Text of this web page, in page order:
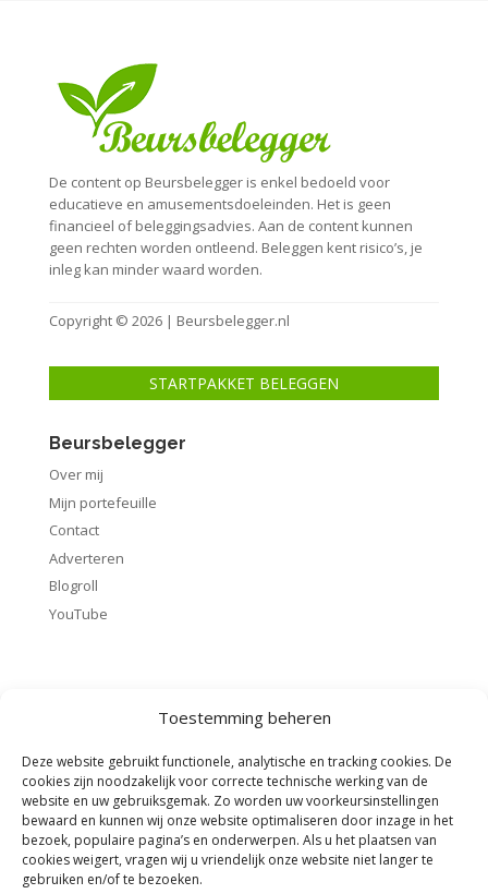
Toestemming beheren
Deze website gebruikt functionele, analytische en tracking cookies. De
cookies zijn noodzakelijk voor correcte technische werking van de
website en uw gebruiksgemak. Zo worden uw voorkeursinstellingen
bewaard en kunnen wij onze website optimaliseren door inzage in het
bezoek, populaire pagina’s en onderwerpen. Als u het plaatsen van
cookies weigert, vragen wij u vriendelijk onze website niet langer te
gebruiken en/of te bezoeken.
De content op Beursbelegger is enkel bedoeld voor
educatieve en amusementsdoeleinden. Het is geen
financieel of beleggingsadvies. Aan de content kunnen
geen rechten worden ontleend. Beleggen kent risico’s, je
inleg kan minder waard worden.
Copyright © 2026 | Beursbelegger.nl
STARTPAKKET BELEGGEN
Beursbelegger
Over mij
Mijn portefeuille
Contact
Adverteren
Blogroll
YouTube
Basisbeginselen
Beginnen met beleggen
Startpakket beleggen
Rendement berekenen